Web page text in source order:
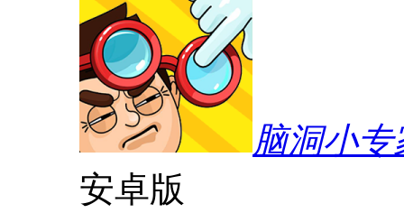
脑洞小
安卓版